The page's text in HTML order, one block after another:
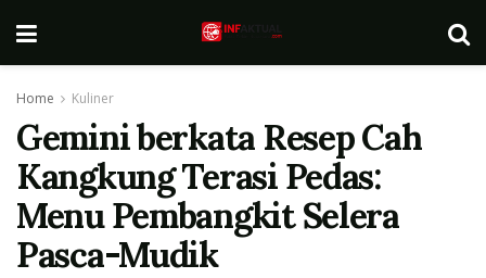
Home Kuliner
Gemini berkata Resep Cah
Kangkung Terasi Pedas:
Menu Pembangkit Selera
Pasca-Mudik